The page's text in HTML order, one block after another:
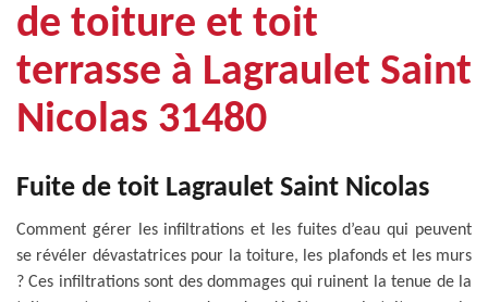
de toiture et toit
terrasse à Lagraulet Saint
Nicolas 31480
Fuite de toit Lagraulet Saint Nicolas
Comment gérer les infiltrations et les fuites d’eau qui peuvent
se révéler dévastatrices pour la toiture, les plafonds et les murs
? Ces infiltrations sont des dommages qui ruinent la tenue de la